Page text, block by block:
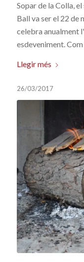
Sopar de la Colla,
Ball va ser el 22 de
celebra anualment
esdeveniment.
Llegir més
26/03/2017